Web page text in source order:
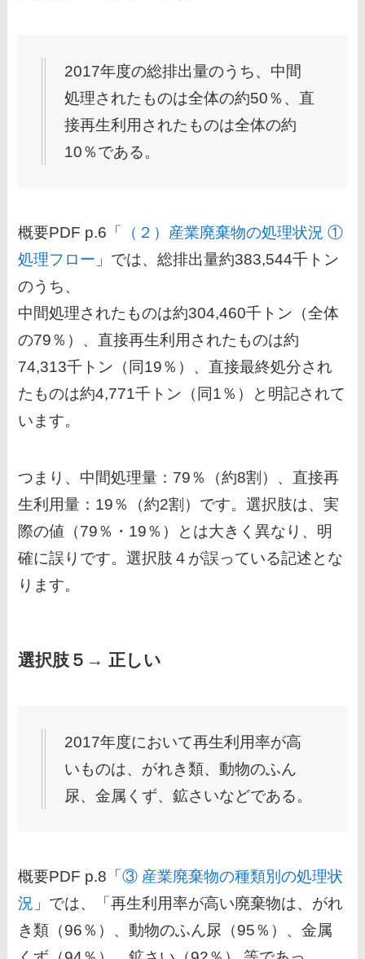
2017年度の総排出量のうち、中間
処理されたものは全体の約50％、直
接再生利用されたものは全体の約
10％である。
概要PDF p.6「
（２）産業廃棄物の処理状況 ①
処理フロー 」では、総排出量約383,544千トン
のうち、
中間処理されたものは約304,460千トン（全体
の79％）、直接再生利用されたものは約
74,313千トン（同19％）、直接最終処分され
たものは約4,771千トン（同1％）と明記されて
います。
つまり、中間処理量：79％（約8割）、直接再
生利用量：19％（約2割）です。選択肢は、実
際の値（79％・19％）とは大きく異なり、明
確に誤りです。選択肢４が誤っている記述とな
ります。
選択肢５→ 正しい
2017年度において再生利用率が高
いものは、がれき類、動物のふん
尿、金属くず、鉱さいなどである。
概要PDF p.8「③ 産業廃棄物の種類別の処理状
況 」では、「再生利用率が高い廃棄物は、がれ
き類（96％）、動物のふん尿（95％）、金属